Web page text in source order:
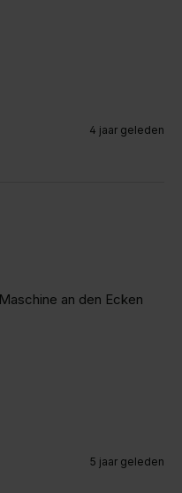
4 jaar geleden
an den Ecken
5 jaar geleden